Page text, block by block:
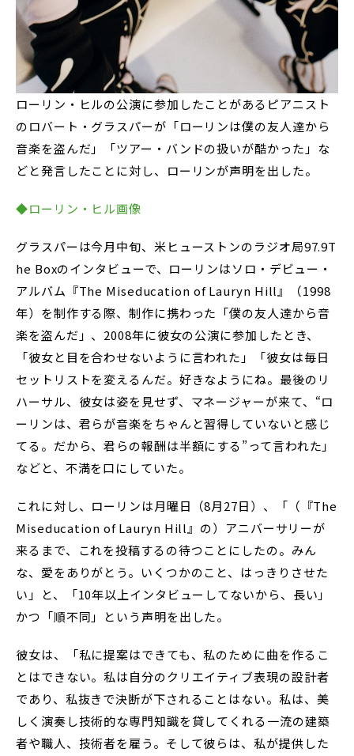
ローリン・ヒルの公演に参加したことがあるピアニスト
のロバート・グラスパーが「ローリンは僕の友人達から
音楽を盗んだ」「ツアー・バンドの扱いが酷かった」な
どと発言したことに対し、ローリンが声明を出した。
◆ローリン・ヒル画像
グラスパーは今月中旬、米ヒューストンのラジオ局97.9T
he Boxのインタビューで、ローリンはソロ・デビュー・
アルバム『The Miseducation of Lauryn Hill』（1998
年）を制作する際、制作に携わった「僕の友人達から音
楽を盗んだ」、2008年に彼女の公演に参加したとき、
「彼女と目を合わせないように言われた」「彼女は毎日
セットリストを変えるんだ。好きなようにね。最後のリ
ハーサル、彼女は姿を見せず、マネージャーが来て、“ロ
ーリンは、君らが音楽をちゃんと習得していないと感じ
てる。だから、君らの報酬は半額にする”って言われた」
などと、不満を口にしていた。
これに対し、ローリンは月曜日（8月27日）、「（『The
Miseducation of Lauryn Hill』の）アニバーサリーが
来るまで、これを投稿するの待つことにしたの。みん
な、愛をありがとう。いくつかのこと、はっきりさせた
い」と、「10年以上インタビューしてないから、長い」
かつ「順不同」という声明を出した。
彼女は、「私に提案はできても、私のために曲を作るこ
とはできない。私は自分のクリエイティブ表現の設計者
であり、私抜きで決断が下されることはない。私は、美
しく演奏し技術的な専門知識を貸してくれる一流の建築
者や職人、技術者を雇う。そして彼らは、私が提供した